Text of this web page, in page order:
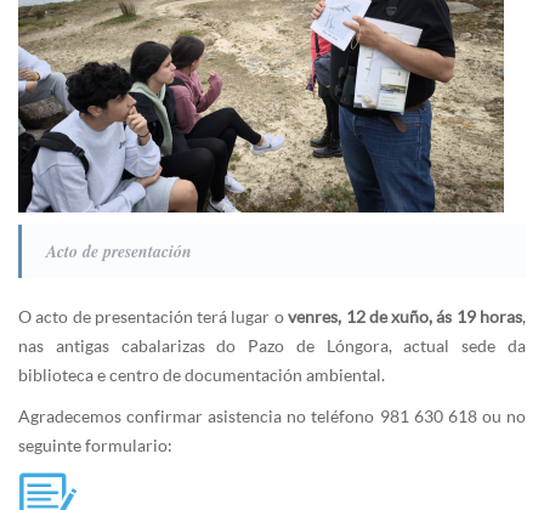
Acto de presentación
O acto de presentación terá lugar ovenres, 12 de xuño, ás 19 horas,
nas antigas cabalarizas do Pazo de Lóngora, actual sede da
biblioteca e centro de documentación ambiental.
Agradecemos confirmar asistencia no teléfono 981 630 618 ou no
seguinte formulario: